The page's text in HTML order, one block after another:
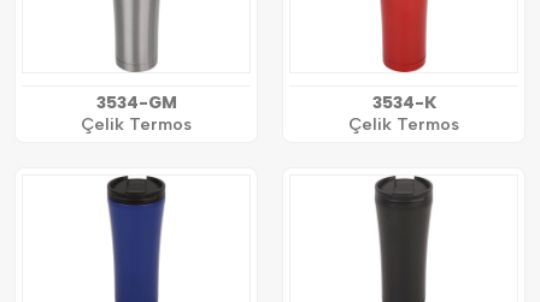
3534-GM
Çelik Termos
3534-K
Çelik Termos